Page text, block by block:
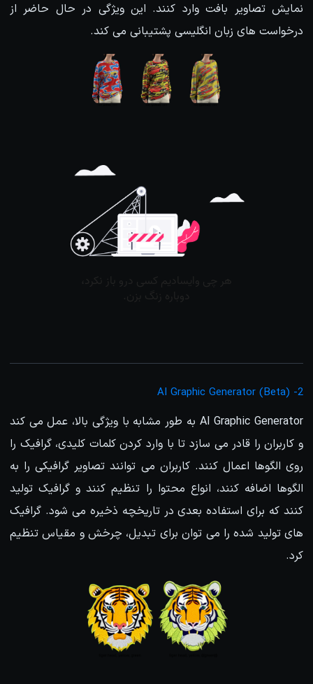
نمایش تصاویر بافت وارد کنند. این ویژگی در حال حاضر از
درخواست های زبان انگلیسی پشتیبانی می کند.
2- AI Graphic Generator (Beta)
AI Graphic Generator به طور مشابه با ویژگی بالا، عمل می کند
و کاربران را قادر می سازد تا با وارد کردن کلمات کلیدی، گرافیک را
روی الگوها اعمال کنند. کاربران می توانند تصاویر گرافیکی را به
الگوها اضافه کنند، انواع محتوا را تنظیم کنند و گرافیک تولید
کنند که برای استفاده بعدی در تاریخچه ذخیره می شود. گرافیک
های تولید شده را می توان برای تبدیل، چرخش و مقیاس تنظیم
کرد.